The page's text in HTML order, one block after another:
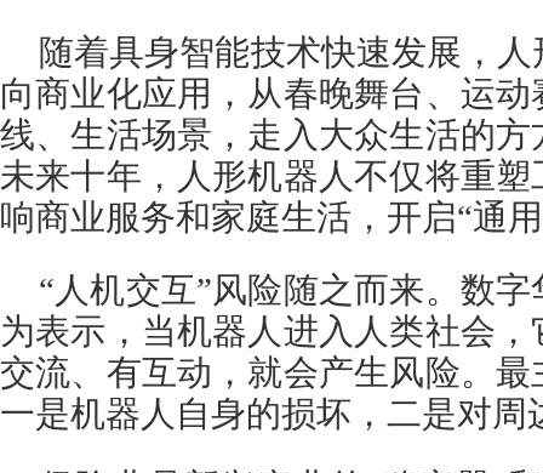
随着具身智能技术快速发展，
向商业化应用，从春晚舞台、运
线、生活场景，走入大众生活的
未来十年，人形机器人不仅将重
响商业服务和家庭生活，开启“通
“人机交互”风险随之而来。数
为表示，当机器人进入人类社会
交流、有互动，就会产生风险。
一是机器人自身的损坏，二是对周